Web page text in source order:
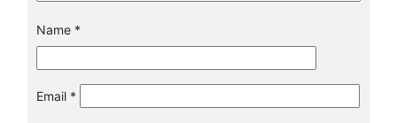
Name *
Email *